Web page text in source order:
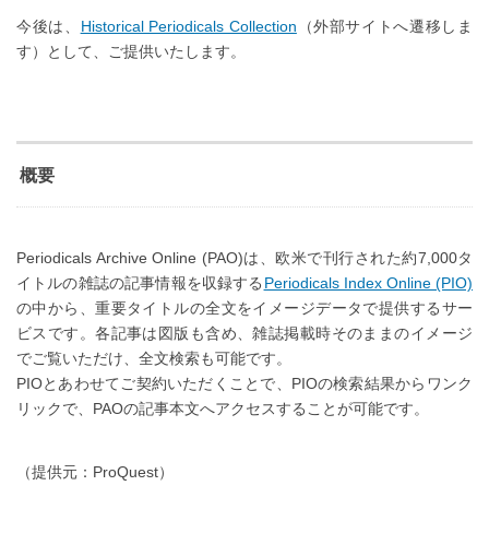
今後は、 Historical Periodicals Collection （外部サイトへ遷移しま
す）として、ご提供いたします。
概要
Periodicals Archive Online (PAO)は、欧米で刊行された約7,000タ
イトルの雑誌の記事情報を収録する Periodicals Index Online (PIO)
の中から、重要タイトルの全文をイメージデータで提供するサー
ビスです。各記事は図版も含め、雑誌掲載時そのままのイメージ
でご覧いただけ、全文検索も可能です。
PIOとあわせてご契約いただくことで、PIOの検索結果からワンク
リックで、PAOの記事本文へアクセスすることが可能です。
（提供元：ProQuest）